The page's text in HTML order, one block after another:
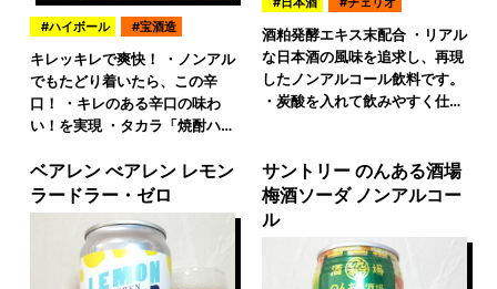
ハイボール 宝酒造
キレッキレで爽快！ ・ノンアル
でもたどり着いたら、この辛
口！ ・キレのある辛口の味わ
い！を実現 ・タカラ「焼酎ハ…
酒粕発酵エキス末配合 ・リアル
な日本酒の風味を追求し、再現
したノンアルコール飲料です。
・炭酸を入れて飲みやすく仕…
ベアレン べアレン レモン
ラードラー・ゼロ
サントリー のんある酒場
梅酒ソーダ ノンアルコー
ル